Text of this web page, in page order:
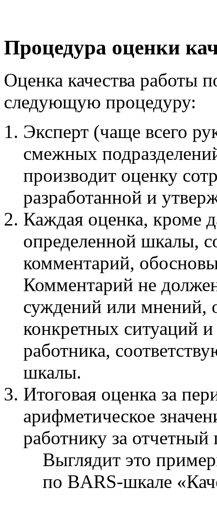
Процедура оценки
Оценка качества работы
следующую процедуру:
Эксперт (чаще всего
смежных
производит оценку
разработанной и
Каждая оценка, кроме
определенной шкалы,
комментарий,
Комментарий не
суждений или мнений,
конкретных ситуаций
работника,
шкалы.
Итоговая оценка за
арифметическое
работнику за отчетный
Выглядит это
по BARS-шкале